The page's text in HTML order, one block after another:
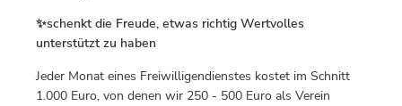
✨schenkt die Freude, etwas richtig Wertvolles
unterstützt zu haben
Jeder Monat eines Freiwilligendienstes kostet im Schnitt
1.000 Euro, von denen wir 250 - 500 Euro als Verein